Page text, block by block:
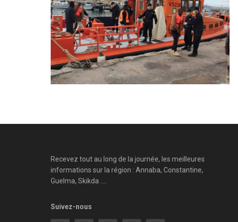
Recevez tout au long de la journée, les meilleures
informations sur la région : Annaba, Constantine,
Guelma, Skikda ....
Suivez-nous